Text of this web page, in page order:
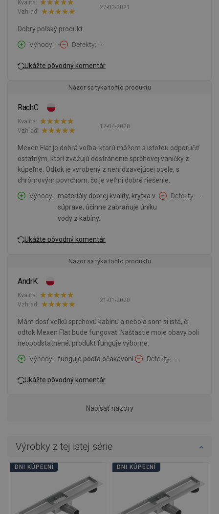
27-03-2021
Kvalita:
Vzhľad:
Dobrý poľský produkt.
Výhody
- Defekty -
Ukážte pôvodný komentár
Názor sa týka tohto produktu
RachC
12-04-2020
Kvalita:
Vzhľad:
Mexen Flat je dobrá voľba, ktorú môžem s istotou odporučiť
ostatným, ktorí zvažujú odstránenie sprchovej vaničky z
kúpeľne. Odtok je vyrobený z nehrdzavejúcej ocele, s
chrómovým povrchom, čo je veľmi dobré riešenie.
Výhody
materiály dobrej kvality, krytka v
súprave, účinne zabraňuje úniku
vody z kabíny.
Defekty -
Ukážte pôvodný komentár
Názor sa týka tohto produktu
AndrK
21-01-2020
Kvalita:
Vzhľad:
Mám dosť veľkú sprchovú kabínu a nebola som si istá, či
odtok Mexen Flat bude fungovať. Našťastie moje obavy boli
neopodstatnené, produkt funguje výborne.
Výhody
funguje podľa očakávaní. Defekty -
Ukážte pôvodný komentár
Napísať názory
Výrobky z tej istej série
DNI KÚPEĽNÍ DNI KÚPEĽNÍ